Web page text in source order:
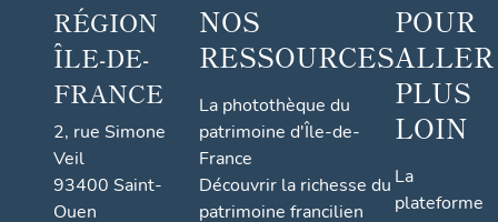
RÉGION
ÎLE-DE-
FRANCE
2, rue Simone
Veil
93400 Saint-
Ouen
NOS
RESSOURCES
La photothèque du
patrimoine d'Île-de-
France
Découvrir la richesse du
patrimoine francilien
POUR
ALLER
PLUS
LOIN
La
plateforme